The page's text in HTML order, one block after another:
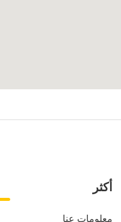
أكثر
معلومات عنا